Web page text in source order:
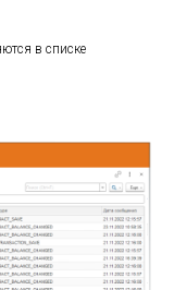
в списке